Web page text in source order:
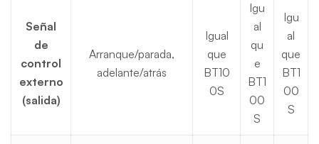
Señal
de
control
externo
(salida)
Arranque/parada,
adelante/atrás
Igual
que
BT10
0S
Igu
al
qu
e
BT1
00
S
Igu
al
que
BT1
00
S